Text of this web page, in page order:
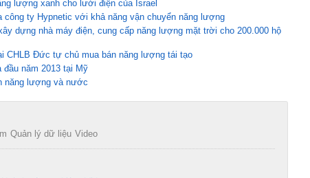
lượng xanh cho lưới điện của Israel
ty Hypnetic với khả năng vận chuyển năng lượng
dựng nhà máy điện, cung cấp năng lượng mặt trời cho 200.000 hộ
CHLB Đức tự chủ mua bán năng lượng tái tạo
năm 2013 tại Mỹ
năng lượng và nước
Quản lý dữ liệu Video